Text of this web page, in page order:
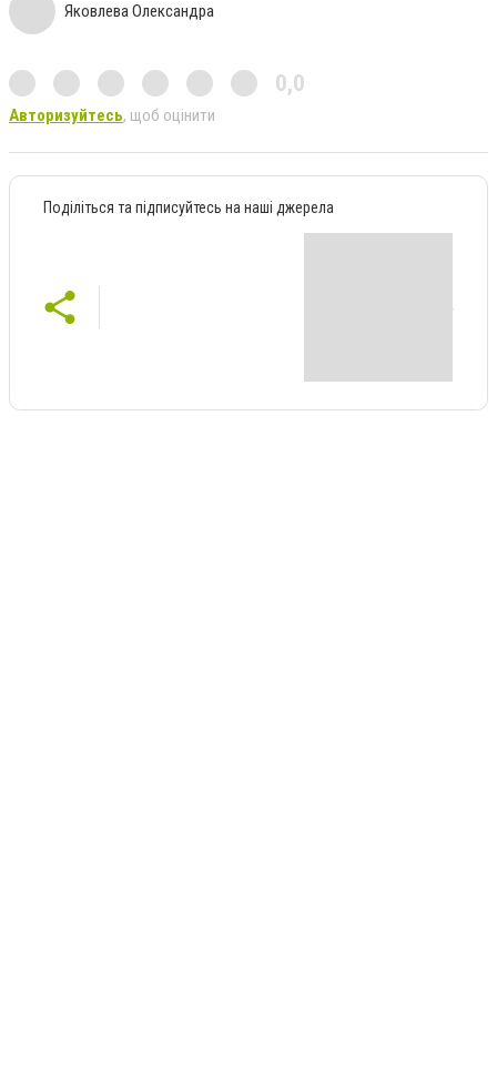
Яковлева Олександра
0,0
Авторизуйтесь, щоб оцінити
Поділіться та підписуйтесь на наші джерела